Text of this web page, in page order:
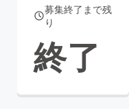
募集終了まで残
り
終了